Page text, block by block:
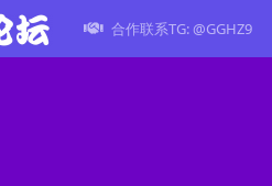
合作联系TG: @GGHZ9